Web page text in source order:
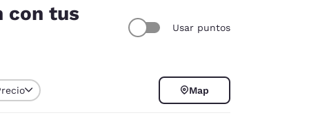
con tus
Usar puntos
Map